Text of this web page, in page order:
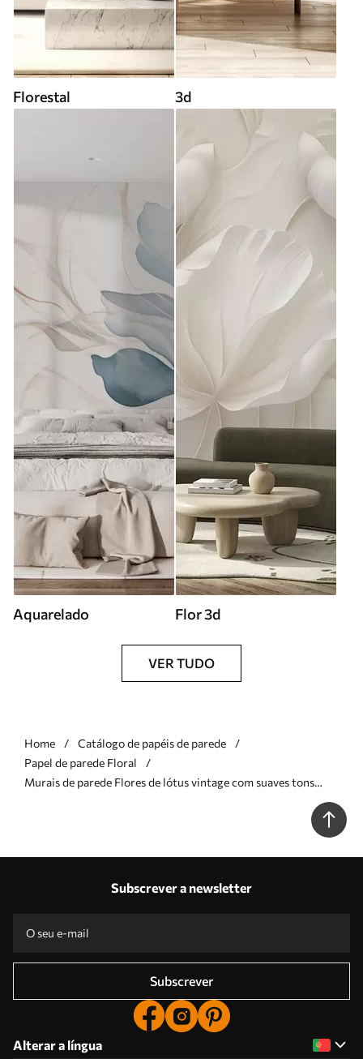
Florestal 3d
Aquarelado Flor 3d
VER TUDO
Home
Catálogo de papéis de parede
Papel de parede Floral
Murais de parede Flores de lótus vintage com suaves tons
sépia e pétalas detalhadas, ilustração botânica artística Nr.
Subscrever a newsletter
Subscrever
Alterar a língua